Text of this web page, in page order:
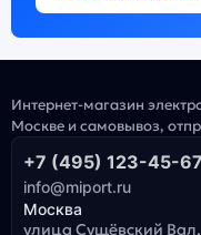
Интернет-магазин
Москве и самовывоз,
+7 (495) 123-45-67
info@miport.ru
Москва
улица Сущёвский